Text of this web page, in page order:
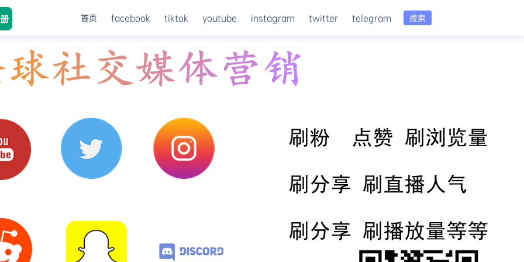
搜索
首页 facebook tiktok youtube instagram twitter telegram